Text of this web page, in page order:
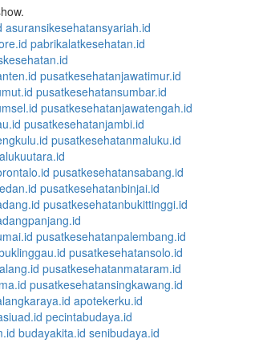
asuransikesehatansyariah.id
pabrikalatkesehatan.id
pusatkesehatanjawatimur.id
pusatkesehatansumbar.id
pusatkesehatanjawatengah.id
pusatkesehatanjambi.id
pusatkesehatanmaluku.id
pusatkesehatansabang.id
pusatkesehatanbinjai.id
pusatkesehatanbukittinggi.id
pusatkesehatanpalembang.id
pusatkesehatansolo.id
pusatkesehatanmataram.id
pusatkesehatansingkawang.id
apotekerku.id
pecintabudaya.id
budayakita.id senibudaya.id